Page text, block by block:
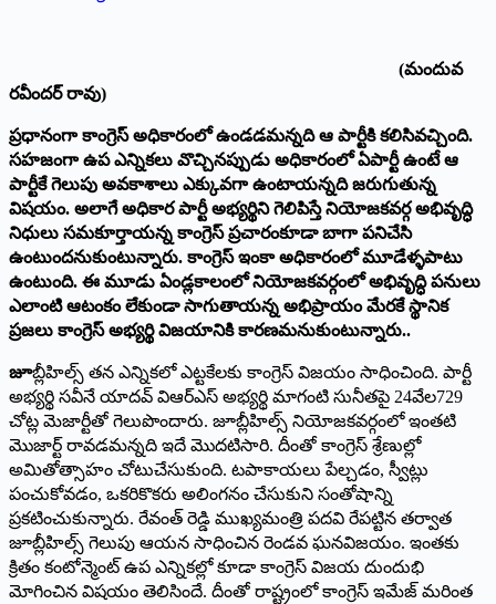
(మందువ
రవీందర్ రావు)
ప్రధానంగా కాంగ్రెస్ అధికారంలో ఉండడమన్నది ఆ పార్టీకి కలిసివచ్చింది.
సహజంగా ఉప ఎన్నికలు వొచ్చినప్పుడు అధికారంలో ఏపార్టీ ఉంటే ఆ
పార్టీకే గెలుపు అవకాశాలు ఎక్కువగా ఉంటాయన్నది జరుగుతున్న
విషయం. అలాగే అధికార పార్టీ అభ్యర్థిని గెలిపిస్తే నియోజకవర్గ అభివృద్ధి
నిధులు సమకూర్తాయన్న కాంగ్రెస్ ప్రచారంకూడా బాగా పనిచేసి
ఉంటుందనుకుంటున్నారు. కాంగ్రెస్ ఇంకా అధికారంలో మూడేళ్ళపాటు
ఉంటుంది. ఈ మూడు ఏండ్లకాలంలో నియోజకవర్గంలో అభివృద్ధి పనులు
ఎలాంటి ఆటంకం లేకుండా సాగుతాయన్న అభిప్రాయం మేరకే స్థానిక
ప్రజలు కాంగ్రెస్ అభ్యర్థి విజయానికి కారణమనుకుంటున్నారు..
జూబ్లీహిల్స్ తన ఎన్నికలో ఎట్టకేలకు కాంగ్రెస్ విజయం సాధించింది. పార్టీ
అభ్యర్థి సవీనే యాదవ్ విఆర్ఎస్ అభ్యర్థి మాగంటి సునీతపై 24వేల729
చోట్ల మెజార్టీతో గెలుపొందారు. జూబ్లీహిల్స్ నియోజకవర్గంలో ఇంతటి
మొజార్ట్ రావడమన్నది ఇదే మొదటిసారి. దీంతో కాంగ్రెస్ శ్రేణుల్లో
అమితోత్సాహం చోటుచేసుకుంది. టపాకాయలు పేల్చడం, స్వీట్లు
పంచుకోవడం, ఒకరికొకరు అలింగనం చేసుకుని సంతోషాన్ని
ప్రకటించుకున్నారు. రేవంత్ రెడ్డి ముఖ్యమంత్రి పదవి రేపట్టిన తర్వాత
జూబ్లీహిల్స్ గెలుపు ఆయన సాధించిన రెండవ ఘనవిజయం. ఇంతకు
క్రితం కంటోన్మెంట్ ఉప ఎన్నికల్లో కూడా కాంగ్రెస్ విజయ దుందుభి
మోగించిన విషయం తెలిసిందే. దీంతో రాష్ట్రంలో కాంగ్రెస్ ఇమేజ్ మరింత